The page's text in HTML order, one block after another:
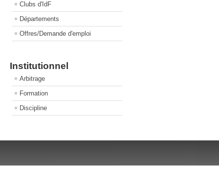
Clubs d'IdF
Départements
Offres/Demande d'emploi
Institutionnel
Arbitrage
Formation
Discipline